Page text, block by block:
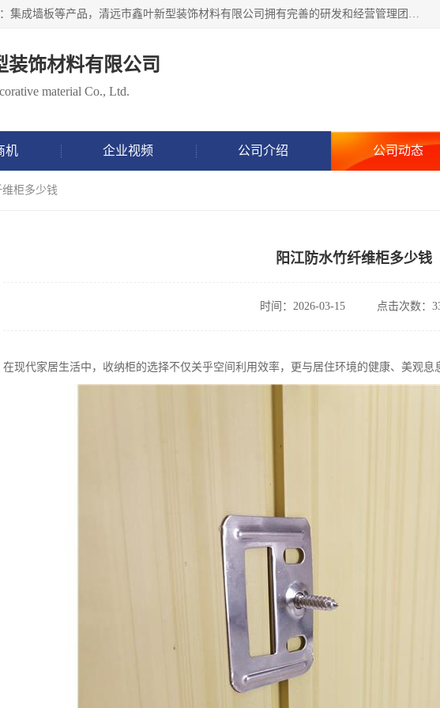
清远市鑫叶新型装饰材料有限公司批量供应：集成墙板等产品，清远市鑫叶新型装饰材料有限公司拥有完善的研发和经营管理团队，取得有70多项证书。不断让研发科技成果惠及全人类，用新材料保护自然资源，让人类生活居住健康与自然发展相和谐。全国统一热线电话：*。
装饰材料有限公司
material Co., Ltd.
机 企业视频 公司介绍 公司动态
柜多少钱
阳江防水竹纤维柜多少钱
时间：2026-03-15 点击次数：
在现代家居生活中，收纳柜的选择不仅关乎空间利用效率，更与居住环境的健康、美观息